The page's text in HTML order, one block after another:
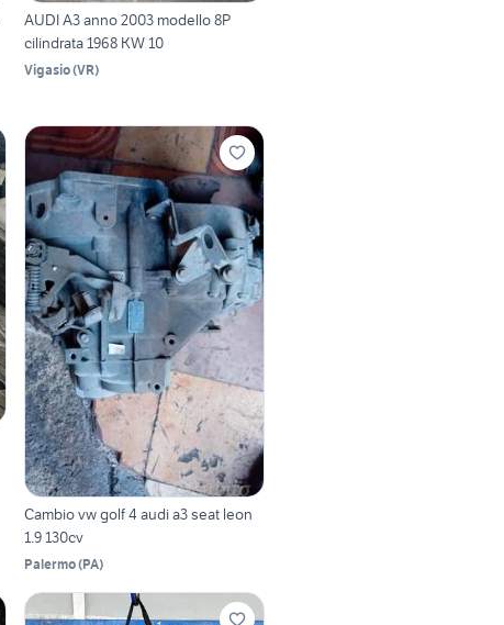
AUDI A3 anno 2003 modello 8P
cilindrata 1968 KW 10
Vigasio(VR)
Cambio vw golf 4 audi a3 seat leon
1.9 130cv
Palermo(PA)